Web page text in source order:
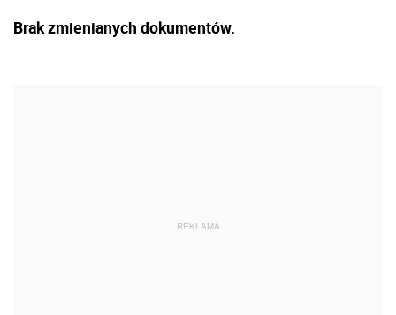
Brak zmienianych dokumentów.